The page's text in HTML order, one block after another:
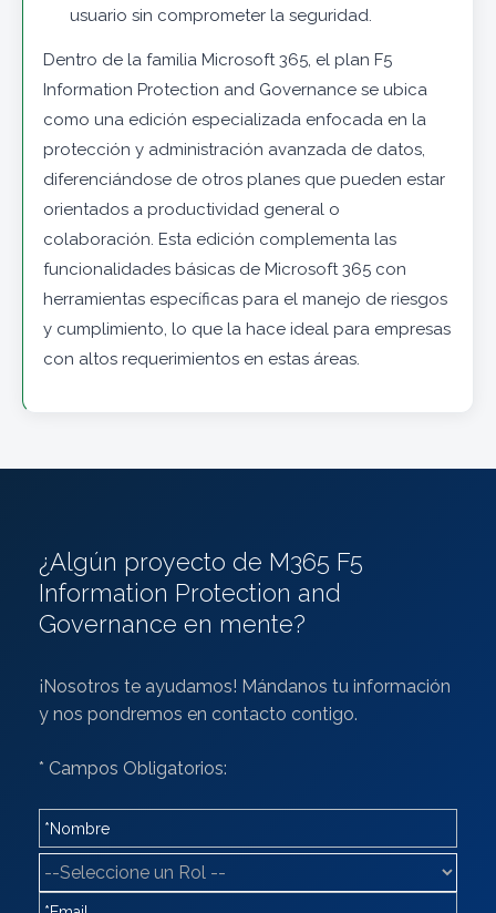
usuario sin comprometer la seguridad.
Dentro de la familia Microsoft 365, el plan F5
Information Protection and Governance se ubica
como una edición especializada enfocada en la
protección y administración avanzada de datos,
diferenciándose de otros planes que pueden estar
orientados a productividad general o
colaboración. Esta edición complementa las
funcionalidades básicas de Microsoft 365 con
herramientas específicas para el manejo de riesgos
y cumplimiento, lo que la hace ideal para empresas
con altos requerimientos en estas áreas.
¿Algún proyecto de M365 F5
Information Protection and
Governance en mente?
¡Nosotros te ayudamos! Mándanos tu información
y nos pondremos en contacto contigo.
* Campos Obligatorios: